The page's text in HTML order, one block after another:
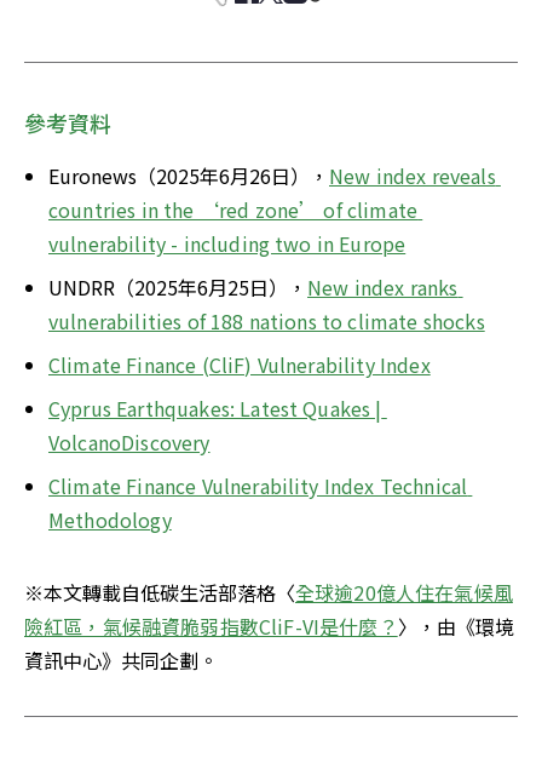
參考資料
Euronews（2025年6月26日）， New index reveals
countries in the ‘red zone’ of climate
vulnerability - including two in Europe
UNDRR（2025年6月25日）， New index ranks
vulnerabilities of 188 nations to climate shocks
Climate Finance (CliF) Vulnerability Index
Cyprus Earthquakes: Latest Quakes |
VolcanoDiscovery
Climate Finance Vulnerability Index Technical
Methodology
※本文轉載自低碳生活部落格〈全球逾20億人住在氣候風
險紅區，氣候融資脆弱指數CliF-VI是什麼？ 〉，由《環境
資訊中心》共同企劃。